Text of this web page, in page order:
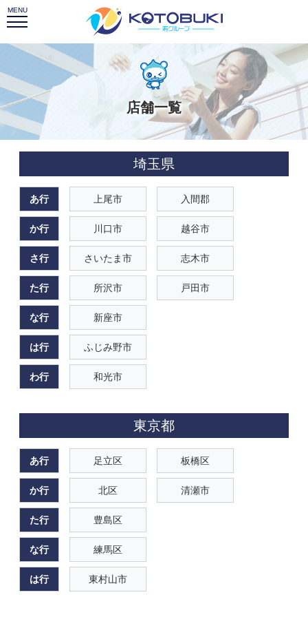
店舗一覧
埼玉県
あ行 上尾市 入間郡
か行 川口市 越谷市
さ行 さいたま市 志木市
た行 所沢市 戸田市
な行 新座市
は行 ふじみ野市
わ行 和光市
東京都
あ行 足立区 板橋区
か行 北区 清瀬市
た行 豊島区
な行 練馬区
は行 東村山市